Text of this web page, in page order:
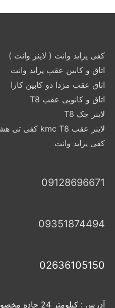
کفی پراید وانت ( لاینر وانت )
اتاق و کابین عقب پراید وانت
اتاق عقب مزدا دو کابین کارا
اتاق و کانوپی عقب T8
لاینر جک T8
لاینر عقب kmc T8 کفی تی هشت کی ام سی جک
کفی پراید وانت
09128696671
09351874494
02636105150
آدرس :